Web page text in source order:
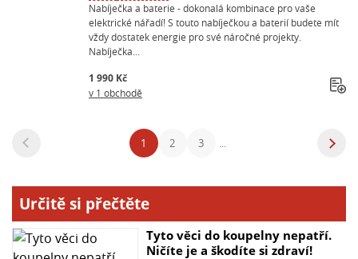
Nabíječka a baterie - dokonalá kombinace pro vaše
elektrické nářadí! S touto nabíječkou a baterií budete mít
vždy dostatek energie pro své náročné projekty.
Nabíječka...
1 990 Kč
v 1 obchodě
1 2 3
Určitě si přečtěte
Tyto věci do koupelny nepatří.
Ničíte je a škodíte si zdraví!